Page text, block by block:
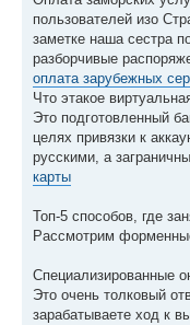
пользователей изо
заметке наша сестра
разборчивые
оплата зарубежных
Что этакое
Это подготовленный
целях привязки к
русскими, а
карты
Топ-5 способов, где
Рассмотрим
Специализированные
Это очень толковый
зарабатываете ход к